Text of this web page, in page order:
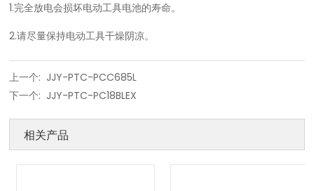
1.完全放电会损坏电动工具电池的寿命。
2.请尽量保持电动工具干燥阴凉。
上一个: JJY-PTC-PCC685L
下一个: JJY-PTC-PC18BLEX
相关产品